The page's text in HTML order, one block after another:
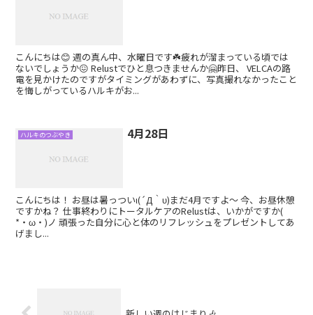
こんにちは😊 週の真ん中、水曜日です☘️疲れが溜まっている頃では
ないでしょうか😖 Relustでひと息つきませんか🤗昨日、 VELCAの路
電を見かけたのですがタイミングがあわずに、写真撮れなかったこと
を悔しがっているハルキがお...
ハルキのつぶやき 4月28日
こんにちは！ お昼は暑っついι(´Д｀υ)まだ4月ですよ〜 今、お昼休憩
ですかね？ 仕事終わりにトータルケアのRelustは、いかがですか(
*・ω・)ノ 頑張った自分に心と体のリフレッシュをプレゼントしてあ
げまし...